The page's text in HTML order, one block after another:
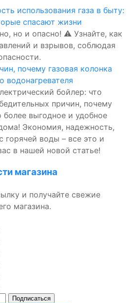
использования газа в быту:
спасают жизни
но и опасно! ⚠️ Узнайте, как
и взрывов, соблюдая
почему газовая колонка
водонагревателя
бойлер: что
причин, почему
более выгодное и удобное
Экономия, надежность,
горячей воды – все это и
в нашей новой статье!
магазина
и получайте свежие
магазина.